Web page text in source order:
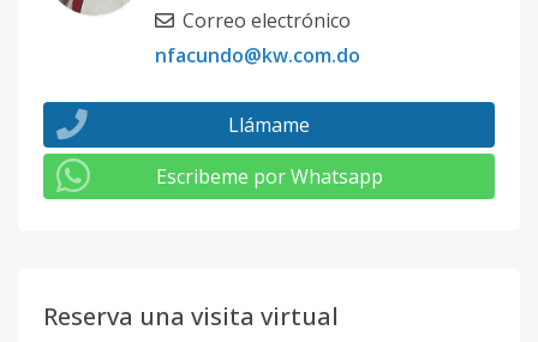
Correo electrónico
nfacundo@kw.com.do
Llámame
Escribeme por Whatsapp
Reserva una visita virtual